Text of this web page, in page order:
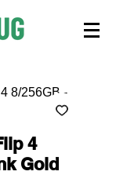
4
Gold